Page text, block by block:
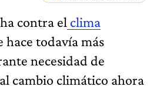
contra el clima
hace todavía más
necesidad de
cambio climático ahora